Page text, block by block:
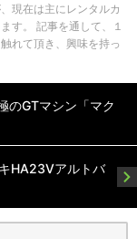
現在は主にレンタルカ
す。 記事を通して、１
れて頂き、興味を持っ
のGTマシン「マク
HA23Vアルトバ